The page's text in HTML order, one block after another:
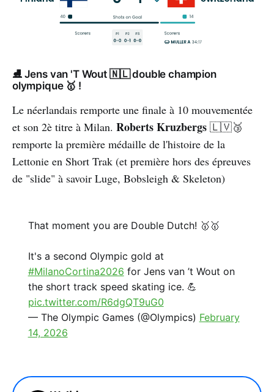
⛸️ Jens van 'T Wout 🇳🇱 double champion
olympique 🥇 !
Le néerlandais remporte une finale à 10 mouvementée
et son 2è titre à Milan. Roberts Kruzbergs 🇱🇻🥉
remporte la première médaille de l'histoire de la
Lettonie en Short Trak (et première hors des épreuves
de "slide" à savoir Luge, Bobsleigh & Skeleton)
That moment you are Double Dutch! 🥇🥇
It's a second Olympic gold at
#MilanoCortina2026 for Jens van ’t Wout on
the short track speed skating ice. 💪
pic.twitter.com/R6dgQT9uG0
— The Olympic Games (@Olympics) February
14, 2026